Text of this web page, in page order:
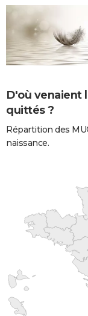
D'où venaient
quittés ?
Répartition des
naissance.